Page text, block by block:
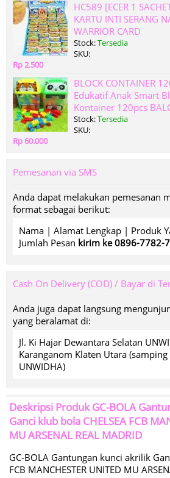
HC589 [ECER 1
KARTU INTI SERANG
WARRIOR CARD
Stock:Tersedia
SKU:
Rp 2.500
BLOCK CONTAINER
Edukatif Anak Smart
Kontainer 120pcs
Stock:Tersedia
SKU:
Rp 60.000
Pemesanan via SMS
Anda dapat melakukan pemesanan
format sebagai berikut:
Nama | Alamat Lengkap | Produk
Jumlah Pesan kirim ke 0896-7782-
Cash On Delivery (COD) / Bayar di
Anda juga dapat langsung
yang beralamat di:
Jl. Ki Hajar Dewantara Selatan
Karanganom Klaten Utara (samping
UNWIDHA)
Deskripsi ProdukGC-BOLA
Ganci klub bola CHELSEA FCB
MU ARSENAL REAL MADRID
GC-BOLA Gantungan kunci akrilik
FCB MANCHESTER UNITED MU